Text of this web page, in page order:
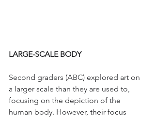
LARGE-SCALE BODY
Second graders (ABC) explored art on
a larger scale than they are used to,
focusing on the depiction of the
human body. However, their focus